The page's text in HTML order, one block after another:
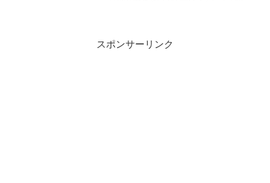
スポンサーリンク